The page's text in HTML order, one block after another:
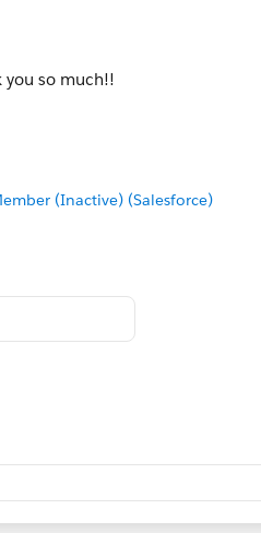
you so much!!
(Inactive) (Salesforce)